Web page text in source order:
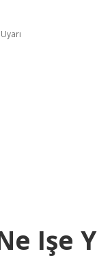
Işe